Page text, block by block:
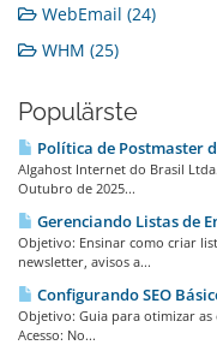
WebEmail (24)
WHM (25)
Populärste
Política de Postmaster
Algahost Internet do Brasil Ltda.
Outubro de 2025...
Gerenciando Listas de
Objetivo: Ensinar como criar
newsletter, avisos a...
Configurando SEO
Objetivo: Guia para otimizar as
Acesso: No...